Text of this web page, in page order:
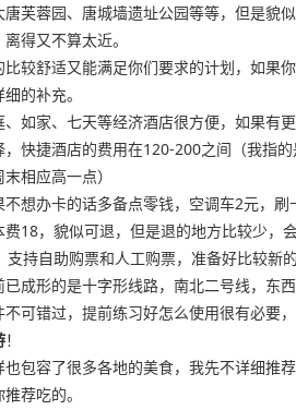
芙蓉园、唐城墙遗址公园等等，但是貌
得又不算太近。
较舒适又能满足你们要求的计划，如果
的补充。
如家、七天等经济酒店很方便，如果有
快捷酒店的费用在120-200之间（我指
相应高一点）
想办卡的话多备点零钱，空调车2元，刷
18，貌似可退，但是退的地方比较少，
持自助购票和人工购票，准备好比较新
成形的是十字形线路，南北二号线，东
可错过，提前练习好怎么使用很有必要
！
包容了很多各地的美食，我先不详细推
荐吃的。